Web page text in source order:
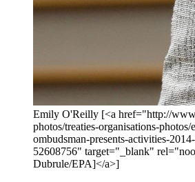
Emily O'Reilly [<a href="http://
photos/treaties-organisations-photos/
ombudsman-presents-activities-
52608756" target="_blank"
Dubrule/EPA]</a>]